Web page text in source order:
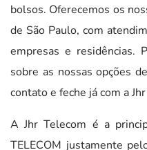
bolsos. Oferecemos os
de São Paulo, com
empresas e residências.
sobre as nossas opções
contato e feche já com a
A Jhr Telecom é a
TELECOM justamente